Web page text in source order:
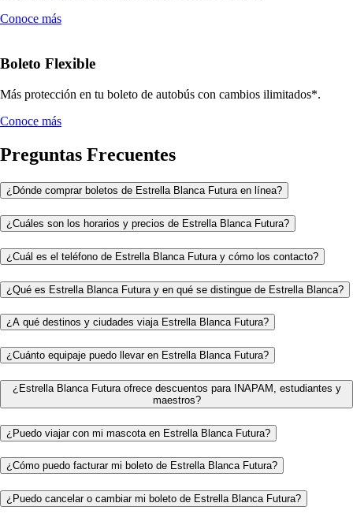
Conoce más
Boleto Flexible
Más protección en tu boleto de autobús con cambios ilimitados*.
Conoce más
Preguntas Frecuentes
¿Dónde comprar boletos de Estrella Blanca Futura en línea?
¿Cuáles son los horarios y precios de Estrella Blanca Futura?
¿Cuál es el teléfono de Estrella Blanca Futura y cómo los contacto?
¿Qué es Estrella Blanca Futura y en qué se distingue de Estrella Blanca?
¿A qué destinos y ciudades viaja Estrella Blanca Futura?
¿Cuánto equipaje puedo llevar en Estrella Blanca Futura?
¿Estrella Blanca Futura ofrece descuentos para INAPAM, estudiantes y
maestros?
¿Puedo viajar con mi mascota en Estrella Blanca Futura?
¿Cómo puedo facturar mi boleto de Estrella Blanca Futura?
¿Puedo cancelar o cambiar mi boleto de Estrella Blanca Futura?